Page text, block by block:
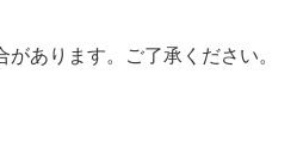
あります。ご了承ください。